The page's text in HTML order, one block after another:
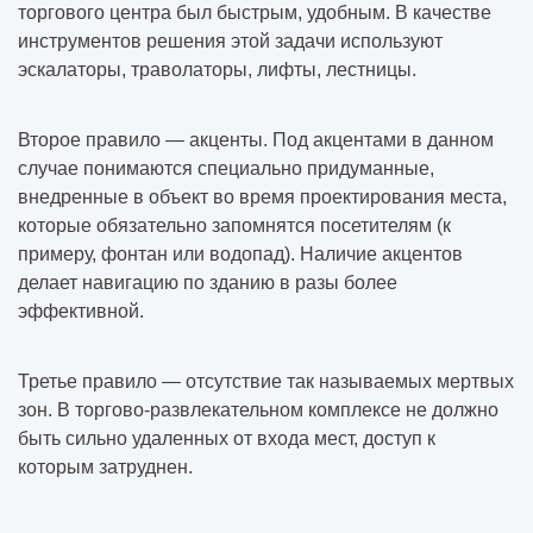
торгового центра был быстрым, удобным. В качестве
инструментов решения этой задачи используют
эскалаторы, траволаторы, лифты, лестницы.
Второе правило — акценты. Под акцентами в данном
случае понимаются специально придуманные,
внедренные в объект во время проектирования места,
которые обязательно запомнятся посетителям (к
примеру, фонтан или водопад). Наличие акцентов
делает навигацию по зданию в разы более
эффективной.
Третье правило — отсутствие так называемых мертвых
зон. В торгово-развлекательном комплексе не должно
быть сильно удаленных от входа мест, доступ к
которым затруднен.